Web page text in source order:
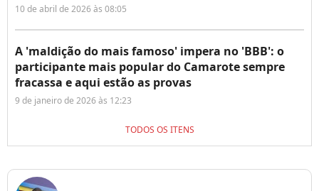
10 de abril de 2026 às 08:05
A 'maldição do mais famoso' impera no 'BBB': o
participante mais popular do Camarote sempre
fracassa e aqui estão as provas
9 de janeiro de 2026 às 12:23
TODOS OS ITENS